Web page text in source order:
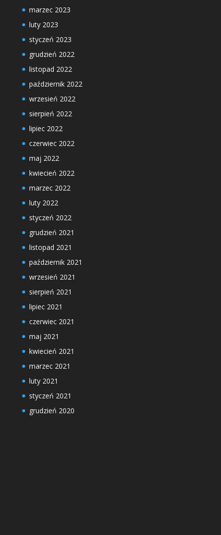
marzec 2023
luty 2023
styczeń 2023
grudzień 2022
listopad 2022
październik 2022
wrzesień 2022
sierpień 2022
lipiec 2022
czerwiec 2022
maj 2022
kwiecień 2022
marzec 2022
luty 2022
styczeń 2022
grudzień 2021
listopad 2021
październik 2021
wrzesień 2021
sierpień 2021
lipiec 2021
czerwiec 2021
maj 2021
kwiecień 2021
marzec 2021
luty 2021
styczeń 2021
grudzień 2020